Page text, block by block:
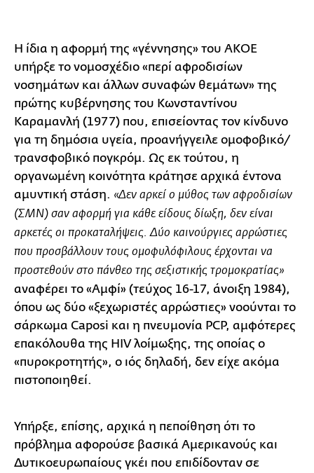
Η ίδια η αφορμή της «γέννησης» του ΑΚΟΕ
υπήρξε το νομοσχέδιο «περί αφροδισίων
νοσημάτων και άλλων συναφών θεμάτων» της
πρώτης κυβέρνησης του Κωνσταντίνου
Καραμανλή (1977) που, επισείοντας τον κίνδυνο
για τη δημόσια υγεία, προανήγγειλε ομοφοβικό/
τρανσφοβικό πογκρόμ. Ως εκ τούτου, η
οργανωμένη κοινότητα κράτησε αρχικά έντονα
αμυντική στάση. «Δεν αρκεί ο μύθος των αφροδισίων
(ΣΜΝ) σαν αφορμή για κάθε είδους δίωξη, δεν είναι
αρκετές οι προκαταλήψεις. Δύο καινούργιες αρρώστιες
που προσβάλλουν τους ομοφυλόφιλους έρχονται να
προστεθούν στο πάνθεο της σεξιστικής τρομοκρατίας»
αναφέρει το «Αμφί» (τεύχος 16-17, άνοιξη 1984),
όπου ως δύο «ξεχωριστές αρρώστιες» νοούνται το
σάρκωμα Caposi και η πνευμονία PCP, αμφότερες
επακόλουθα της HIV λοίμωξης, της οποίας ο
«πυροκροτητής», ο ιός δηλαδή, δεν είχε ακόμα
πιστοποιηθεί.
Υπήρξε, επίσης, αρχικά η πεποίθηση ότι το
πρόβλημα αφορούσε βασικά Αμερικανούς και
Δυτικοευρωπαίους γκέι που επιδίδονταν σε